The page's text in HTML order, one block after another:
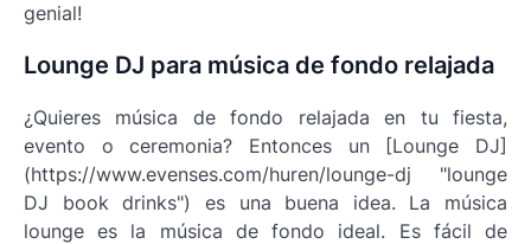
genial!
Lounge DJ para música de fondo relajada
¿Quieres música de fondo relajada en tu fiesta,
evento o ceremonia? Entonces un [Lounge DJ]
(https://www.evenses.com/huren/lounge-dj "lounge
DJ book drinks") es una buena idea. La música
lounge es la música de fondo ideal. Es fácil de